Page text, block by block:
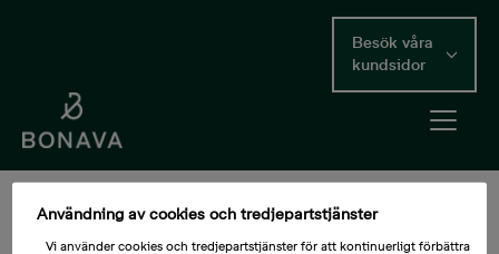
Besök våra
kundsidor
Open
Main Content
Norge
Användning av cookies och tredjepartstjänster
Vi använder cookies och tredjepartstjänster för att kontinuerligt förbättra